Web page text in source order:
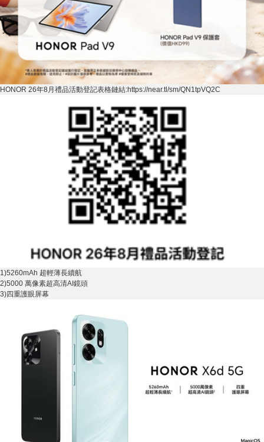
HONOR 26年8 月禮品活動登記表格鏈結:https://near.tl/sm/QN1tpVQ2C
1)5260mAh 超輕薄長續航
2)5000 萬像素超高清AI鏡頭
3)四重護眼屏幕